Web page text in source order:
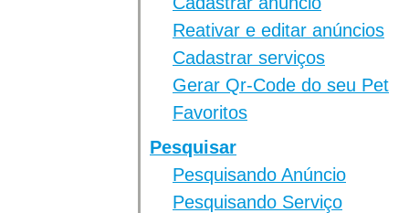
Reativar e editar anúncios
Cadastrar serviços
Gerar Qr-Code do seu Pet
Favoritos
Pesquisar
Pesquisando Anúncio
Pesquisando Serviço